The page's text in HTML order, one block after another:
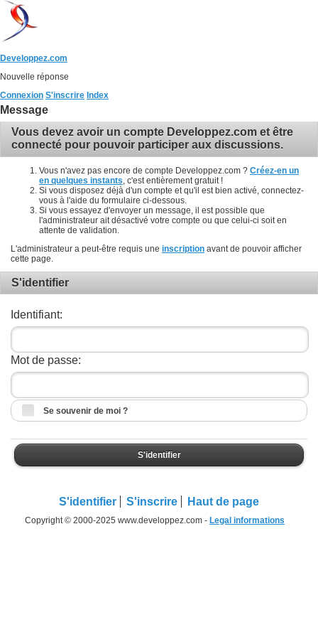
Developpez.com
Nouvelle réponse
Connexion S'inscrire Index
Message
Vous devez avoir un compte Developpez.com et être
connecté pour pouvoir participer aux discussions.
Vous n'avez pas encore de compte Developpez.com ? Créez-en un
en quelques instants , c'est entièrement gratuit !
Si vous disposez déjà d'un compte et qu'il est bien activé, connectez-
vous à l'aide du formulaire ci-dessous.
Si vous essayez d'envoyer un message, il est possible que
l'administrateur ait désactivé votre compte ou que celui-ci soit en
attente de validation.
L'administrateur a peut-être requis une inscription avant de pouvoir afficher
cette page.
S'identifier
Identifiant:
Mot de passe:
Se souvenir de moi ?
S'identifier
S'identifier S'inscrire Haut de page
Copyright © 2000-2025 www.developpez.com - Legal informations